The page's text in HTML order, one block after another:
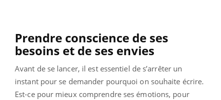
Prendre conscience de ses
besoins et de ses envies
Avant de se lancer, il est essentiel de s’arrêter un
instant pour se demander pourquoi on souhaite écrire.
Est-ce pour mieux comprendre ses émotions, pour